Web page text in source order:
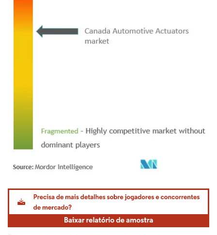
Imagem © Mordor Intelligence. O reuso requer atribuição conforme CC BY 4.0.